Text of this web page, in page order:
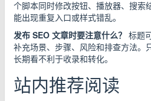
个脚本同时修改按钮、播放器、搜索
能出现重复入口或样式错乱。
发布 SEO 文章时要注意什么？ 标题
补充场景、步骤、风险和排查方法。
长期看不利于收录和转化。
站内推荐阅读